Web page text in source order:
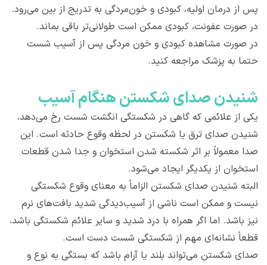
پس از درمان اولیه، کبودی و خون‌مردگی به تدریج از بین می‌رود.
در صورت عفونت، کبودی ممکن است طولانی‌تر باقی بماند.
در صورت مشاهده کبودی و خون مردگی پس از آسیب شست
حتما به پزشک مراجعه کنید.
شنیدن صدای شکستن هنگام آسیب
یکی از علائمی که گاهی در شکستگی انگشت شست رخ می‌دهد،
شنیدن صدای ترق یا شکستن در لحظه وقوع حادثه است. این
صدا معمولاً بر اثر شکسته شدن استخوان و جدا شدن قطعات
استخوان از یکدیگر ایجاد می‌شود.
البته شنیدن صدای شکستن الزاماً به معنای وقوع شکستگی
نیست و ممکن است ناشی از آسیب‌دیدگی شدید بافت‌های نرم
نیز باشد. اما اگر همراه با درد شدید و سایر علائم شکستگی باشد،
قطعاً نشانه‌ای مهم از شکستگی شست دست است.
صدای شکستن می‌تواند بلند یا آرام باشد که بستگی به نوع و